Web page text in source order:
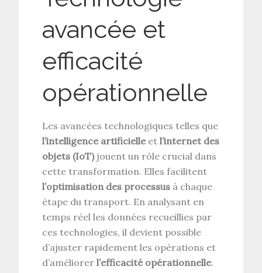
avancée et
efficacité
opérationnelle
Les avancées technologiques telles que
l’intelligence artificielleetl’internet des
objets (IoT)jouent un rôle crucial dans
cette transformation. Elles facilitent
l’optimisation des processus à chaque
étape du transport. En analysant en
temps réel les données recueillies par
ces technologies, il devient possible
d’ajuster rapidement les opérations et
d’améliorerl’efficacité opérationnelle.